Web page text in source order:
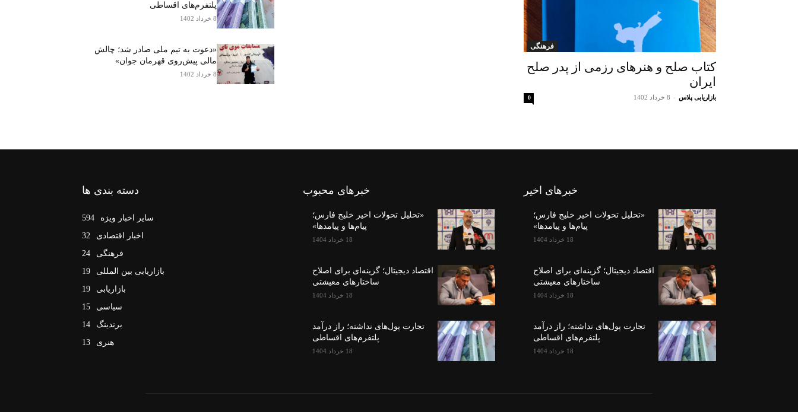
فرهنگی
کتاب صلح و هنرهای رزمی از پدر صلح
ایران
بازاریابی پلاس - 8 خرداد 1402 0
پلتفرم‌های اقساطی
8 خرداد 1402
«دعوت به تیم ملی صادر شد؛ چالش
مالی پیش‌روی قهرمان جوان»
8 خرداد 1402
خبرهای اخیر
«تحلیل تحولات اخیر خلیج فارس؛
پیام‌ها و پیامدها»
18 خرداد 1404
اقتصاد دیجیتال؛ گزینه‌ای برای اصلاح
ساختارهای معیشتی
18 خرداد 1404
تجارت پول‌های نداشته؛ راز درآمد
پلتفرم‌های اقساطی
18 خرداد 1404
خبرهای محبوب
«تحلیل تحولات اخیر خلیج فارس؛
پیام‌ها و پیامدها»
18 خرداد 1404
اقتصاد دیجیتال؛ گزینه‌ای برای اصلاح
ساختارهای معیشتی
18 خرداد 1404
تجارت پول‌های نداشته؛ راز درآمد
پلتفرم‌های اقساطی
18 خرداد 1404
دسته بندی ها
سایر اخبار ویژه
594
اخبار اقتصادی
32
فرهنگی
24
بازاریابی بین المللی
19
بازاریابی
19
سیاسی
15
برندینگ
14
هنری
13